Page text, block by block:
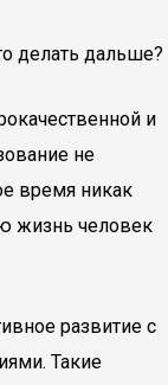
делать дальше?
и
не
время никак
жизнь человек
развитие с
Такие